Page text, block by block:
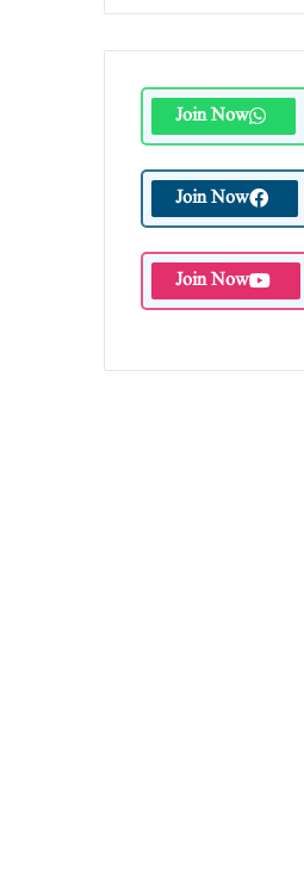
Join Now
Join Now
Join Now